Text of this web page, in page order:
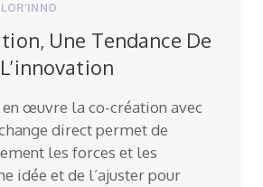
Une Tendance De
œuvre la co-création avec
direct permet de
les forces et les
idée et de l’ajuster pour